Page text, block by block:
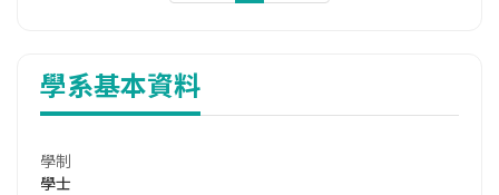
學系基本資料
學制
學士